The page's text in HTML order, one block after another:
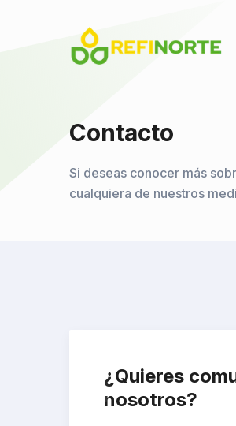
Contacto
Si deseas conocer más
cualquiera de nuestros
¿Quieres
nosotros?